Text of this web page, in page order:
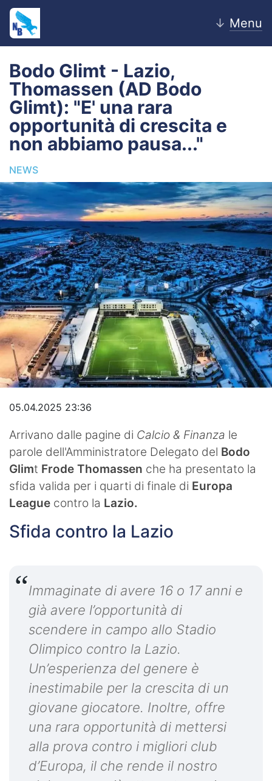
↓ Menu
Home
News
Editoriale
Pagelle
Settore Giovanile
Lazio Women
Calciomercato
Video
Bodo Glimt - Lazio,
Thomassen (AD Bodo
Glimt): "E' una rara
opportunità di crescita e
non abbiamo pausa..."
NEWS
05.04.2025 23:36
Arrivano dalle pagine di Calcio & Finanza le
parole dell'Amministratore Delegato del Bodo
Glimt Frode Thomassen che ha presentato la
sfida valida per i quarti di finale di Europa
League contro la Lazio.
Sfida contro la Lazio
Immaginate di avere 16 o 17 anni e
già avere l’opportunità di
scendere in campo allo Stadio
Olimpico contro la Lazio.
Un’esperienza del genere è
inestimabile per la crescita di un
giovane giocatore. Inoltre, offre
una rara opportunità di mettersi
alla prova contro i migliori club
d’Europa, il che rende il nostro